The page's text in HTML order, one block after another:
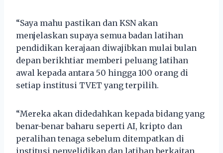
“Saya mahu pastikan dan KSN akan
menjelaskan supaya semua badan latihan
pendidikan kerajaan diwajibkan mulai bulan
depan berikhtiar memberi peluang latihan
awal kepada antara 50 hingga 100 orang di
setiap institusi TVET yang terpilih.
“Mereka akan didedahkan kepada bidang yang
benar-benar baharu seperti AI, kripto dan
peralihan tenaga sebelum ditempatkan di
institusi penyelidikan dan latihan berkaitan